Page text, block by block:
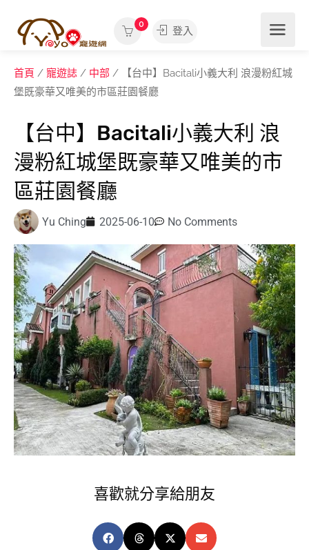
0
登入
首頁 / 寵遊誌 / 中部 / 【台中】Bacitali小義大利 浪漫粉紅城
堡既豪華又唯美的市區莊園餐廳
【台中】Bacitali小義大利 浪
漫粉紅城堡既豪華又唯美的市
區莊園餐廳
Yu Ching 2025-06-10 No Comments
喜歡就分享給朋友